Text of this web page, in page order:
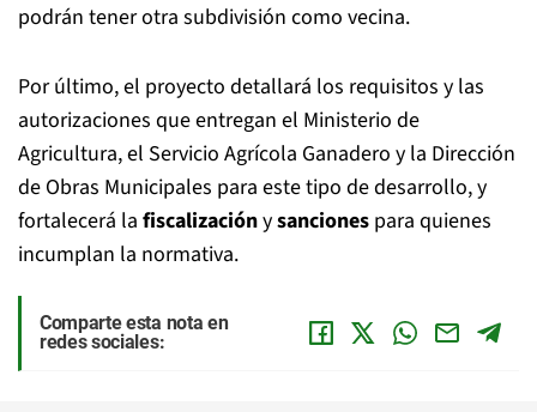
podrán tener otra subdivisión como vecina.
Por último, el proyecto detallará los requisitos y las
autorizaciones que entregan el Ministerio de
Agricultura, el Servicio Agrícola Ganadero y la Dirección
de Obras Municipales para este tipo de desarrollo, y
fortalecerá la fiscalizaciónysanciones para quienes
incumplan la normativa.
Comparte esta nota en
redes sociales: